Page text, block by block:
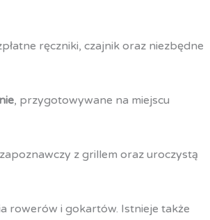
ręczniki, czajnik oraz niezbędne
, przygotowywane na miejscu
z grillem oraz uroczystą
rowerów i gokartów. Istnieje także